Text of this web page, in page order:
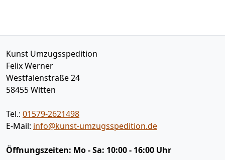
Kunst Umzugsspedition
Felix Werner
Westfalenstraße 24
58455Witten
Tel.: 01579-2621498
E-Mail: info@kunst-umzugsspedition.de
Öffnungszeiten: Mo - Sa: 10:00 - 16:00 Uhr